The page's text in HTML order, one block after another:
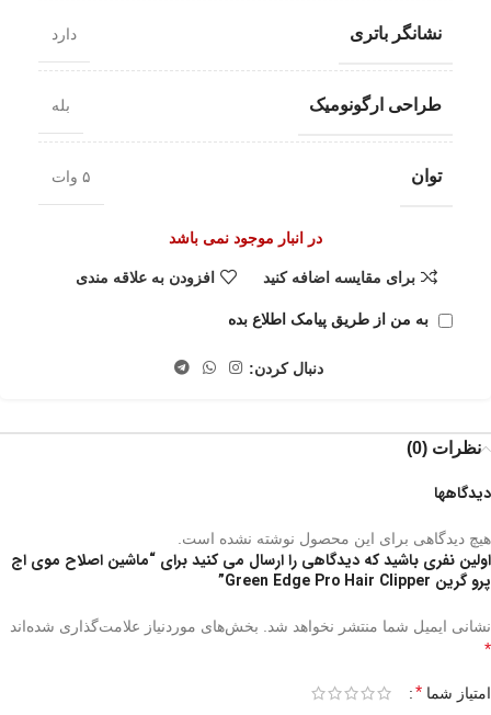
نشانگر باتری دارد
طراحی ارگونومیک بله
توان ۵ وات
در انبار موجود نمی باشد
برای مقایسه اضافه کنید افزودن به علاقه مندی
به من از طریق پیامک اطلاع بده
دنبال کردن:
نظرات (0)
دیدگاهها
هیچ دیدگاهی برای این محصول نوشته نشده است.
اولین نفری باشید که دیدگاهی را ارسال می کنید برای “ماشین اصلاح موی اج
پرو گرین Green Edge Pro Hair Clipper”
نشانی ایمیل شما منتشر نخواهد شد. بخش‌های موردنیاز علامت‌گذاری شده‌اند
*
امتیاز شما *